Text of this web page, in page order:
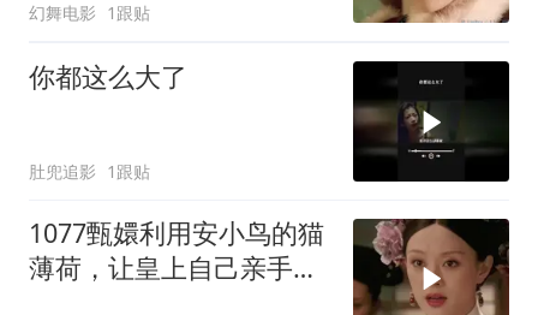
幻舞电影 1跟贴
你都这么大了
肚兜追影 1跟贴
1077甄嬛利用安小鸟的猫
薄荷，让皇上自己亲手杖